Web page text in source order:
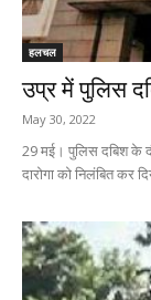
हलचल
उप्र में पुलिस
May 30, 2022
29 मई। पुलिस दबिश के
दारोगा को निलंबित कर